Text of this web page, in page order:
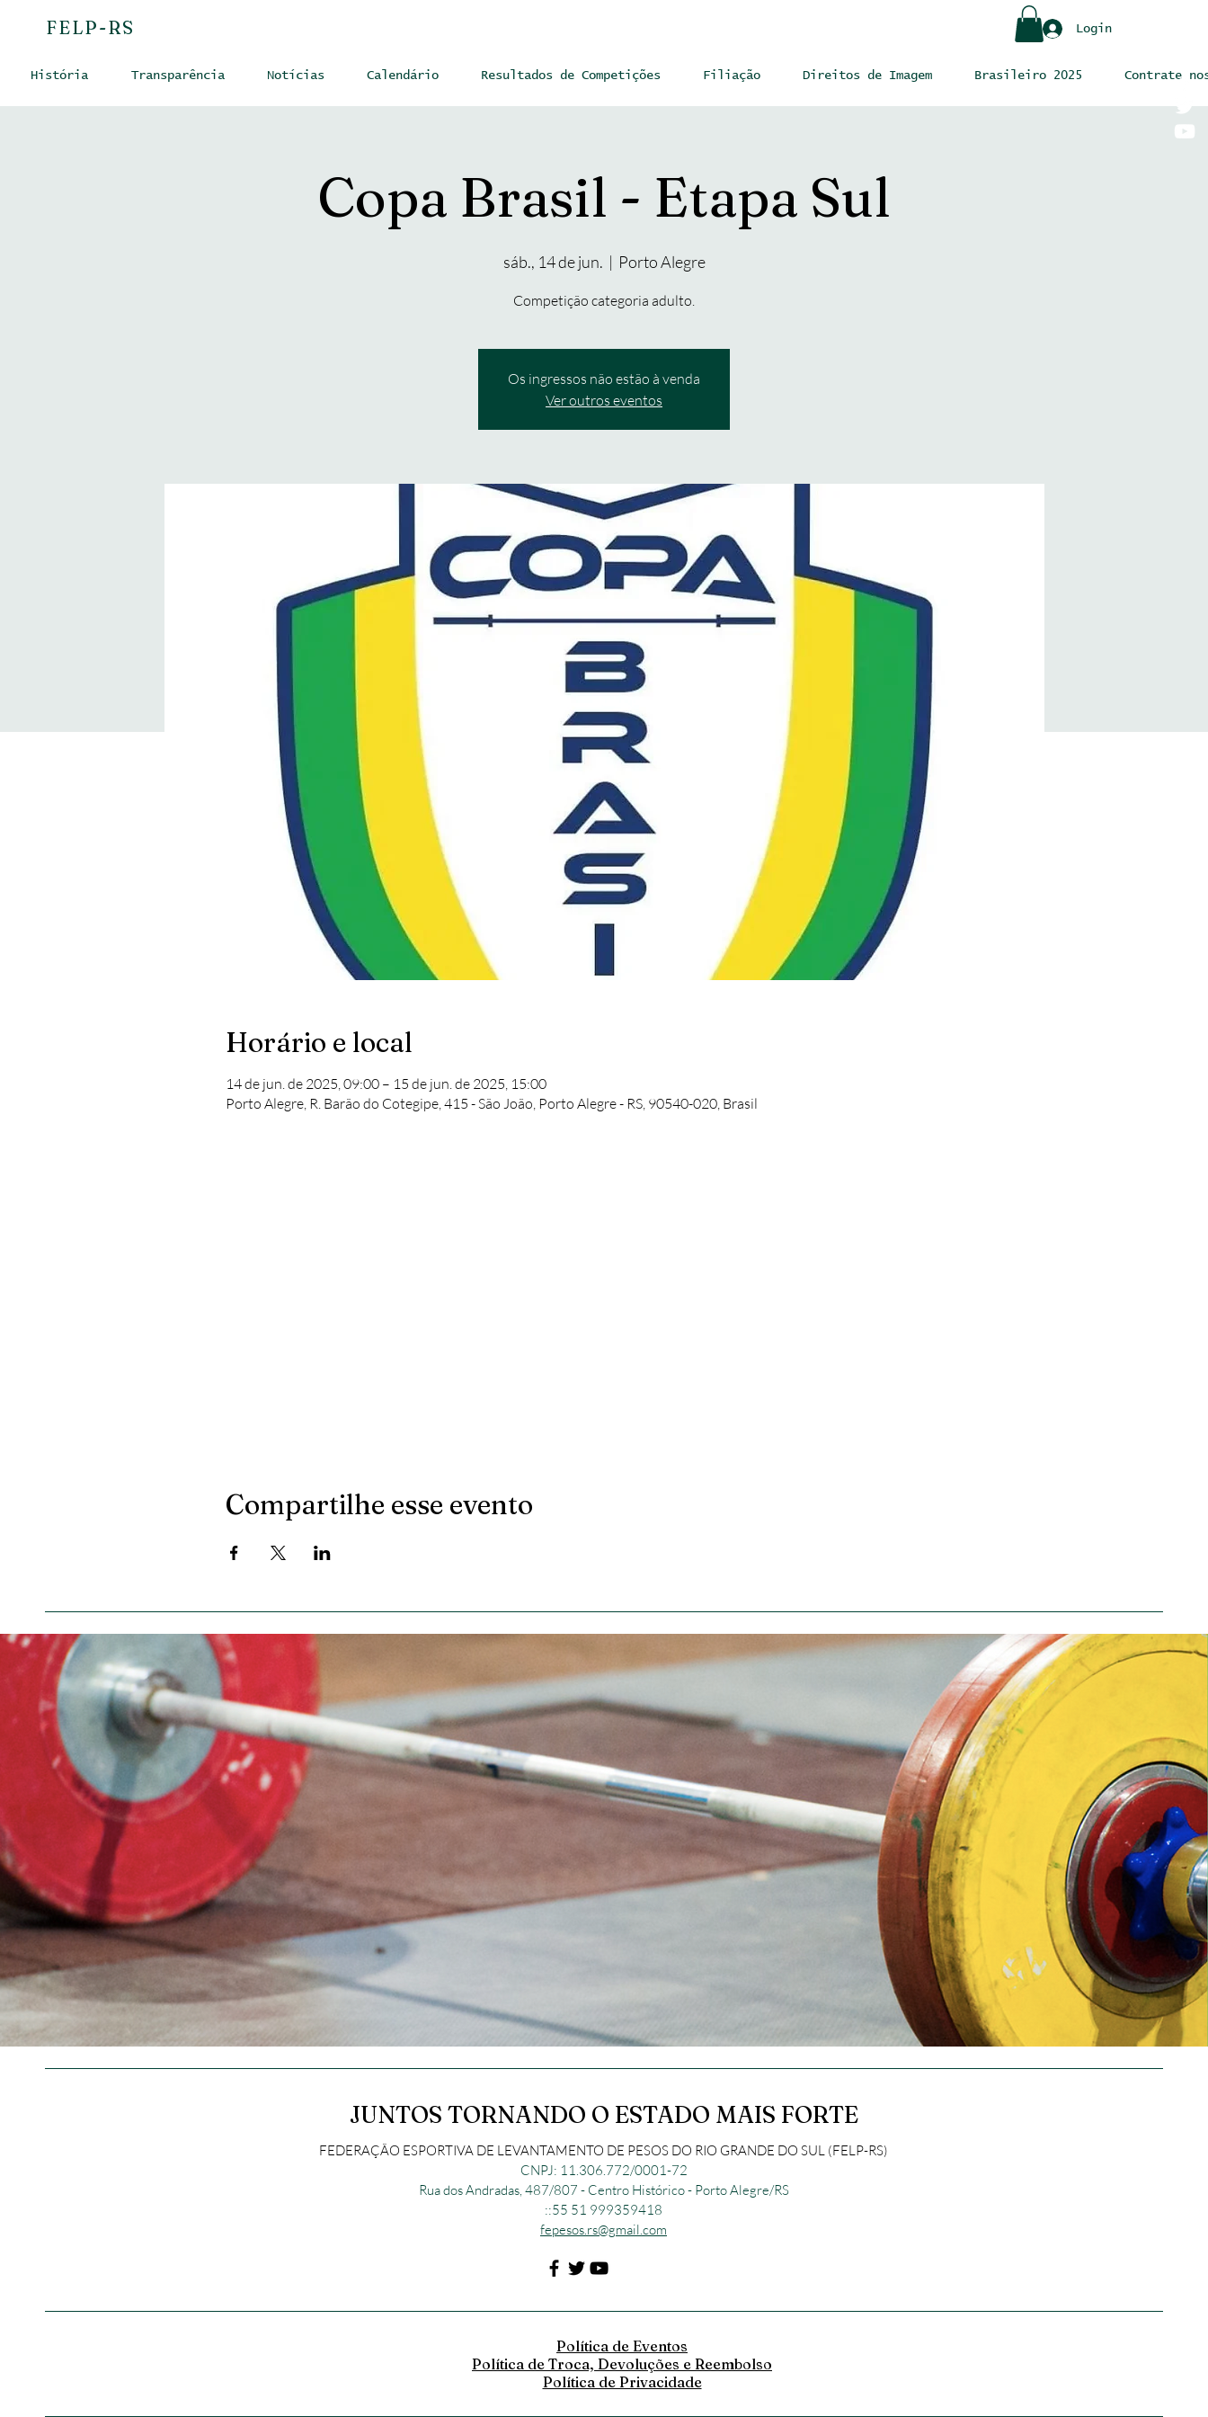
FELP-RS Login
História Transparência Notícias Calendário Resultados de Competições Filiação Direitos de Imagem Brasileiro 2025 Contrate
Copa Brasil - Etapa Sul
sáb., 14 de jun.
  |
Porto Alegre
Competição categoria adulto.
Os ingressos não estão à venda
Ver outros eventos
Horário e local
14 de jun. de 2025, 09:00 – 15 de jun. de 2025, 15:00
Porto Alegre, R. Barão do Cotegipe, 415 - São João, Porto Alegre - RS, 90540-020, Brasil
Compartilhe esse evento
JUNTOS TORNANDO O ESTADO MAIS FORTE
FEDERAÇÃO ESPORTIVA DE LEVANTAMENTO DE PESOS DO RIO GRANDE DO SUL (FELP-RS)
CNPJ: 11.306.772/0001-72
Rua dos Andradas, 487/807 - Centro Histórico - Porto Alegre/RS
::55 51 999359418
fepesos.rs@gmail.com
Política de Eventos
Política de Troca, Devoluções e Reembolso
Política de Privacidade